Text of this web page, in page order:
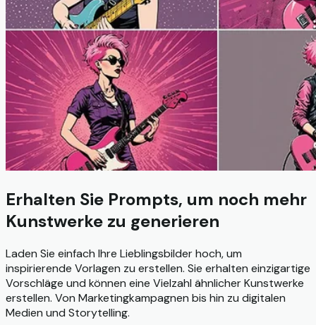
Erhalten Sie Prompts, um noch mehr
Kunstwerke zu generieren
Laden Sie einfach Ihre Lieblingsbilder hoch, um
inspirierende Vorlagen zu erstellen. Sie erhalten einzigartige
Vorschläge und können eine Vielzahl ähnlicher Kunstwerke
erstellen. Von Marketingkampagnen bis hin zu digitalen
Medien und Storytelling.